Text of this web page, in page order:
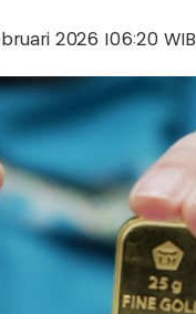
2026 |06:20 WIB